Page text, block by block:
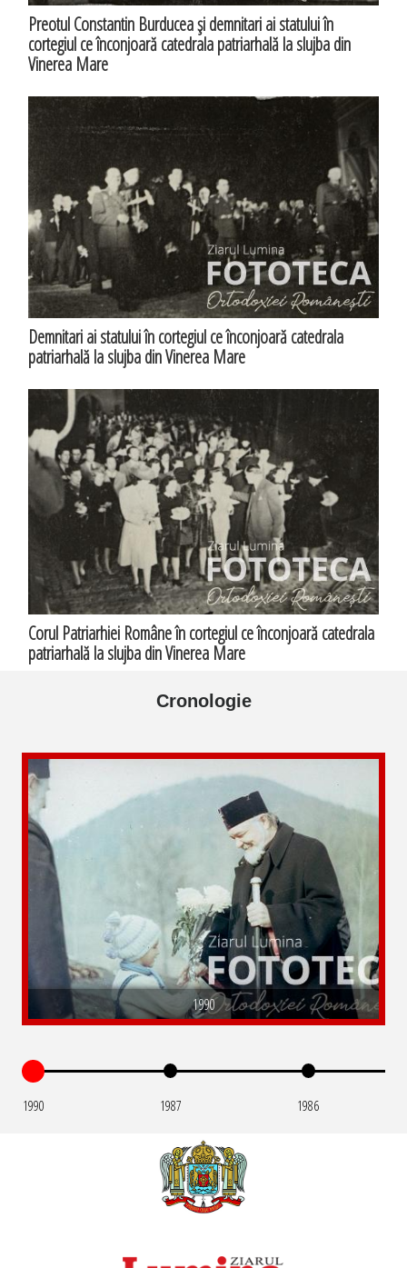
Preotul Constantin Burducea şi demnitari ai statului în
cortegiul ce înconjoară catedrala patriarhală la slujba din
Vinerea Mare
Demnitari ai statului în cortegiul ce înconjoară catedrala
patriarhală la slujba din Vinerea Mare
Corul Patriarhiei Române în cortegiul ce înconjoară catedrala
patriarhală la slujba din Vinerea Mare
Cronologie
1990
1990 1987 1986